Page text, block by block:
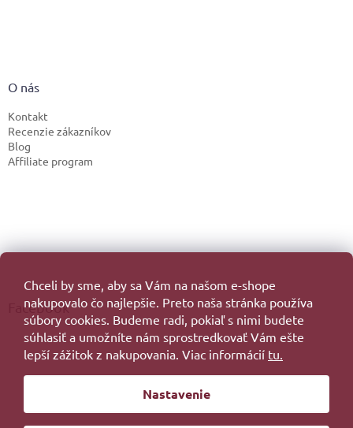
Chceli by sme, aby sa Vám na našom e-shope
nakupovalo čo najlepšie. Preto naša stránka používa
súbory cookies. Budeme radi, pokiaľ s nimi budete
súhlasiť a umožníte nám sprostredkovať Vám ešte
lepší zážitok z nakupovania. Viac informácií tu.
Nastavenie
O nás
Kontakt
Recenzie zákazníkov
Blog
Affiliate program
Facebook
Vytvoril Shoptet